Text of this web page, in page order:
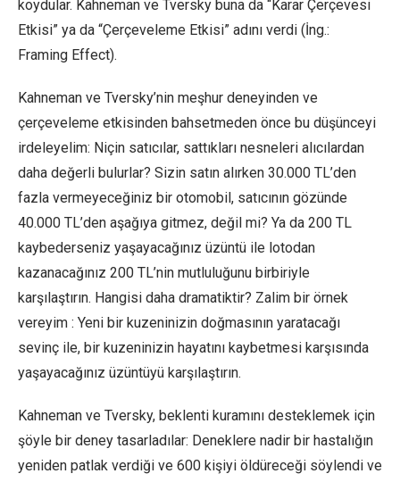
koydular. Kahneman ve Tversky buna da “Karar Çerçevesi
Etkisi” ya da “Çerçeveleme Etkisi” adını verdi (İng.:
Framing Effect).
Kahneman ve Tversky’nin meşhur deneyinden ve
çerçeveleme etkisinden bahsetmeden önce bu düşünceyi
irdeleyelim: Niçin satıcılar, sattıkları nesneleri alıcılardan
daha değerli bulurlar? Sizin satın alırken 30.000 TL’den
fazla vermeyeceğiniz bir otomobil, satıcının gözünde
40.000 TL’den aşağıya gitmez, değil mi? Ya da 200 TL
kaybederseniz yaşayacağınız üzüntü ile lotodan
kazanacağınız 200 TL’nin mutluluğunu birbiriyle
karşılaştırın. Hangisi daha dramatiktir? Zalim bir örnek
vereyim : Yeni bir kuzeninizin doğmasının yaratacağı
sevinç ile, bir kuzeninizin hayatını kaybetmesi karşısında
yaşayacağınız üzüntüyü karşılaştırın.
Kahneman ve Tversky, beklenti kuramını desteklemek için
şöyle bir deney tasarladılar: Deneklere nadir bir hastalığın
yeniden patlak verdiği ve 600 kişiyi öldüreceği söylendi ve